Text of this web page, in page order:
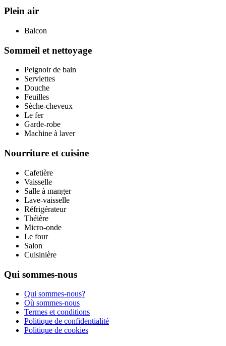
Plein air
Balcon
Sommeil et nettoyage
Peignoir de bain
Serviettes
Douche
Feuilles
Sèche-cheveux
Le fer
Garde-robe
Machine à laver
Nourriture et cuisine
Cafetière
Vaisselle
Salle à manger
Lave-vaisselle
Réfrigérateur
Théière
Micro-onde
Le four
Salon
Cuisinière
Qui sommes-nous
Qui sommes-nous?
Où sommes-nous
Termes et conditions
Politique de confidentialité
Politique de cookies